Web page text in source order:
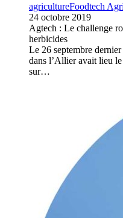
agricultureFoodtech
24 octobre 2019
Agtech : Le challenge
herbicides
Le 26 septembre
dans l’Allier avait lieu
sur…